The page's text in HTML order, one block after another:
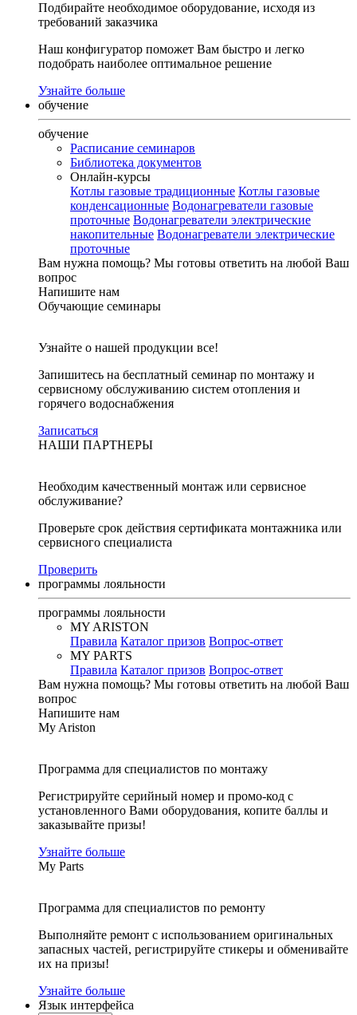
Подбирайте необходимое оборудование, исходя из
требований заказчика
Наш конфигуратор поможет Вам быстро и легко
подобрать наиболее оптимальное решение
Узнайте больше
обучение
обучение
Расписание семинаров
Библиотека документов
Онлайн-курсы
Котлы газовые традиционные Котлы газовые
конденсационные Водонагреватели газовые
проточные Водонагреватели электрические
накопительные Водонагреватели электрические
проточные
Вам нужна помощь? Мы готовы ответить на любой Ваш
вопрос
Напишите нам
Обучающие семинары
Узнайте о нашей продукции все!
Запишитесь на бесплатный семинар по монтажу и
сервисному обслуживанию систем отопления и
горячего водоснабжения
Записаться
НАШИ ПАРТНЕРЫ
Необходим качественный монтаж или сервисное
обслуживание?
Проверьте срок действия сертификата монтажника или
сервисного специалиста
Проверить
программы лояльности
программы лояльности
MY ARISTON
Правила Каталог призов Вопрос-ответ
MY PARTS
Правила Каталог призов Вопрос-ответ
Вам нужна помощь? Мы готовы ответить на любой Ваш
вопрос
Напишите нам
My Ariston
Программа для специалистов по монтажу
Регистрируйте серийный номер и промо-код с
установленного Вами оборудования, копите баллы и
заказывайте призы!
Узнайте больше
My Parts
Программа для специалистов по ремонту
Выполняйте ремонт с использованием оригинальных
запасных частей, регистрируйте стикеры и обменивайте
их на призы!
Узнайте больше
Язык интерфейса